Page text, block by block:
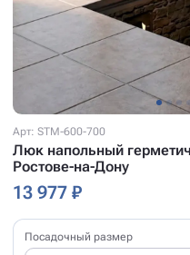
Арт: STM-600-700
Люк напольный
Ростове-на-Дону
13 977 ₽
Посадочный размер